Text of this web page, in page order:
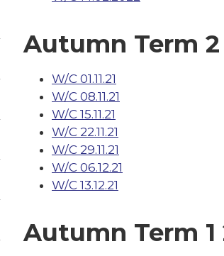
Autumn Term 2
W/C 01.11.21
W/C 08.11.21
W/C 15.11.21
W/C 22.11.21
W/C 29.11.21
W/C 06.12.21
W/C 13.12.21
Autumn Term 1